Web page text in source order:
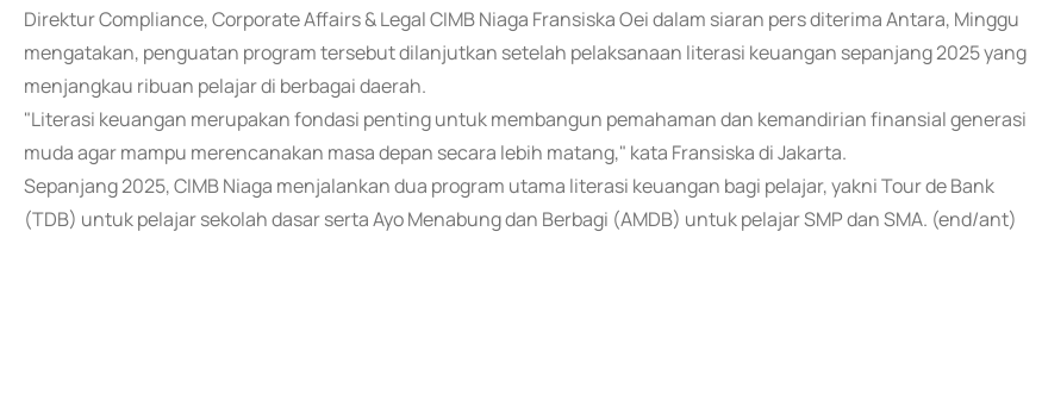
Direktur Compliance, Corporate Affairs & Legal CIMB Niaga Fransiska Oei dalam siaran pers diterima Antara, Minggu
mengatakan, penguatan program tersebut dilanjutkan setelah pelaksanaan literasi keuangan sepanjang 2025 yang
menjangkau ribuan pelajar di berbagai daerah.
"Literasi keuangan merupakan fondasi penting untuk membangun pemahaman dan kemandirian finansial generasi
muda agar mampu merencanakan masa depan secara lebih matang," kata Fransiska di Jakarta.
Sepanjang 2025, CIMB Niaga menjalankan dua program utama literasi keuangan bagi pelajar, yakni Tour de Bank
(TDB) untuk pelajar sekolah dasar serta Ayo Menabung dan Berbagi (AMDB) untuk pelajar SMP dan SMA. (end/ant)